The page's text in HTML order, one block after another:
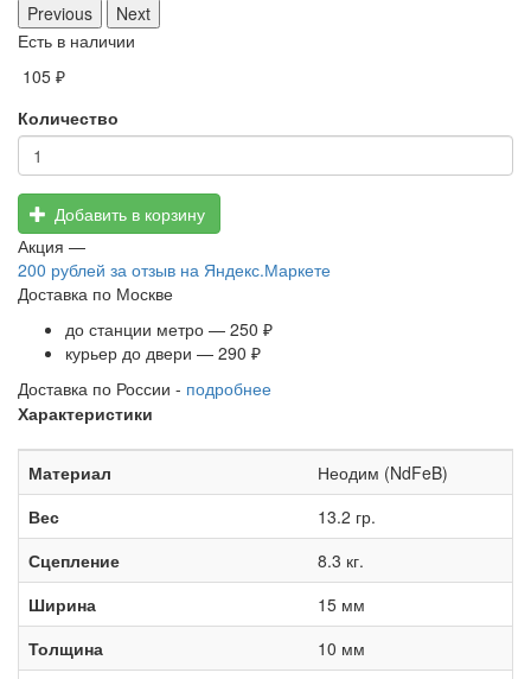
Previous
Next
Есть в наличии
105 ₽
Количество
Добавить в корзину
Акция —
200 рублей за отзыв на Яндекс.Маркете
Доставка по Москве
до станции метро — 250 ₽
курьер до двери — 290 ₽
Доставка по России - подробнее
Характеристики
Материал
Неодим (NdFeB)
Вес
13.2 гр.
Сцепление
8.3 кг.
Ширина
15 мм
Толщина
10 мм